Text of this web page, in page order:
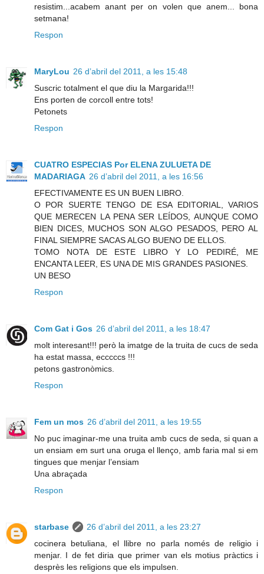
resistim...acabem anant per on volen que anem... bona
setmana!
Respon
MaryLou 26 d’abril del 2011, a les 15:48
Suscric totalment el que diu la Margarida!!!
Ens porten de corcoll entre tots!
Petonets
Respon
CUATRO ESPECIAS Por ELENA ZULUETA DE
MADARIAGA 26 d’abril del 2011, a les 16:56
EFECTIVAMENTE ES UN BUEN LIBRO.
O POR SUERTE TENGO DE ESA EDITORIAL, VARIOS
QUE MERECEN LA PENA SER LEÍDOS, AUNQUE COMO
BIEN DICES, MUCHOS SON ALGO PESADOS, PERO AL
FINAL SIEMPRE SACAS ALGO BUENO DE ELLOS.
TOMO NOTA DE ESTE LIBRO Y LO PEDIRÉ, ME
ENCANTA LEER, ES UNA DE MIS GRANDES PASIONES.
UN BESO
Respon
Com Gat i Gos 26 d’abril del 2011, a les 18:47
molt interesant!!! però la imatge de la truita de cucs de seda
ha estat massa, ecccccs !!!
petons gastronòmics.
Respon
Fem un mos 26 d’abril del 2011, a les 19:55
No puc imaginar-me una truita amb cucs de seda, si quan a
un ensiam em surt una oruga el llenço, amb faria mal si em
tingues que menjar l’ensiam
Una abraçada
Respon
starbase
26 d’abril del 2011, a les 23:27
cocinera betuliana, el llibre no parla només de religio i
menjar. I de fet diria que primer van els motius pràctics i
desprès les religions que els impulsen.